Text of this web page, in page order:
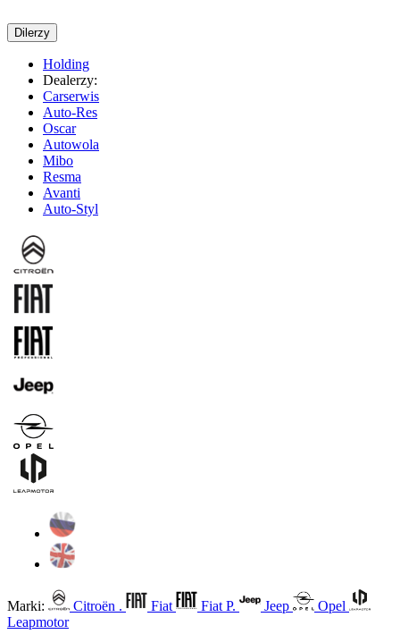
Dilerzy
Holding
Dealerzy:
Carserwis
Auto-Res
Oscar
Autowola
Mibo
Resma
Avanti
Auto-Styl
Marki: Citroën . Fiat Fiat P. Jeep
Opel
Leapmotor